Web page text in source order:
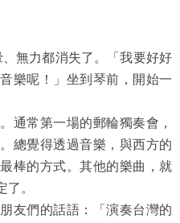
無力都消失了。「我要好好
樂呢！」坐到琴前，開始一
通常第一場的郵輪獨奏會，
總覺得透過音樂，與西方的
棒的方式。其他的樂曲，就
。
友們的話語：「演奏台灣的